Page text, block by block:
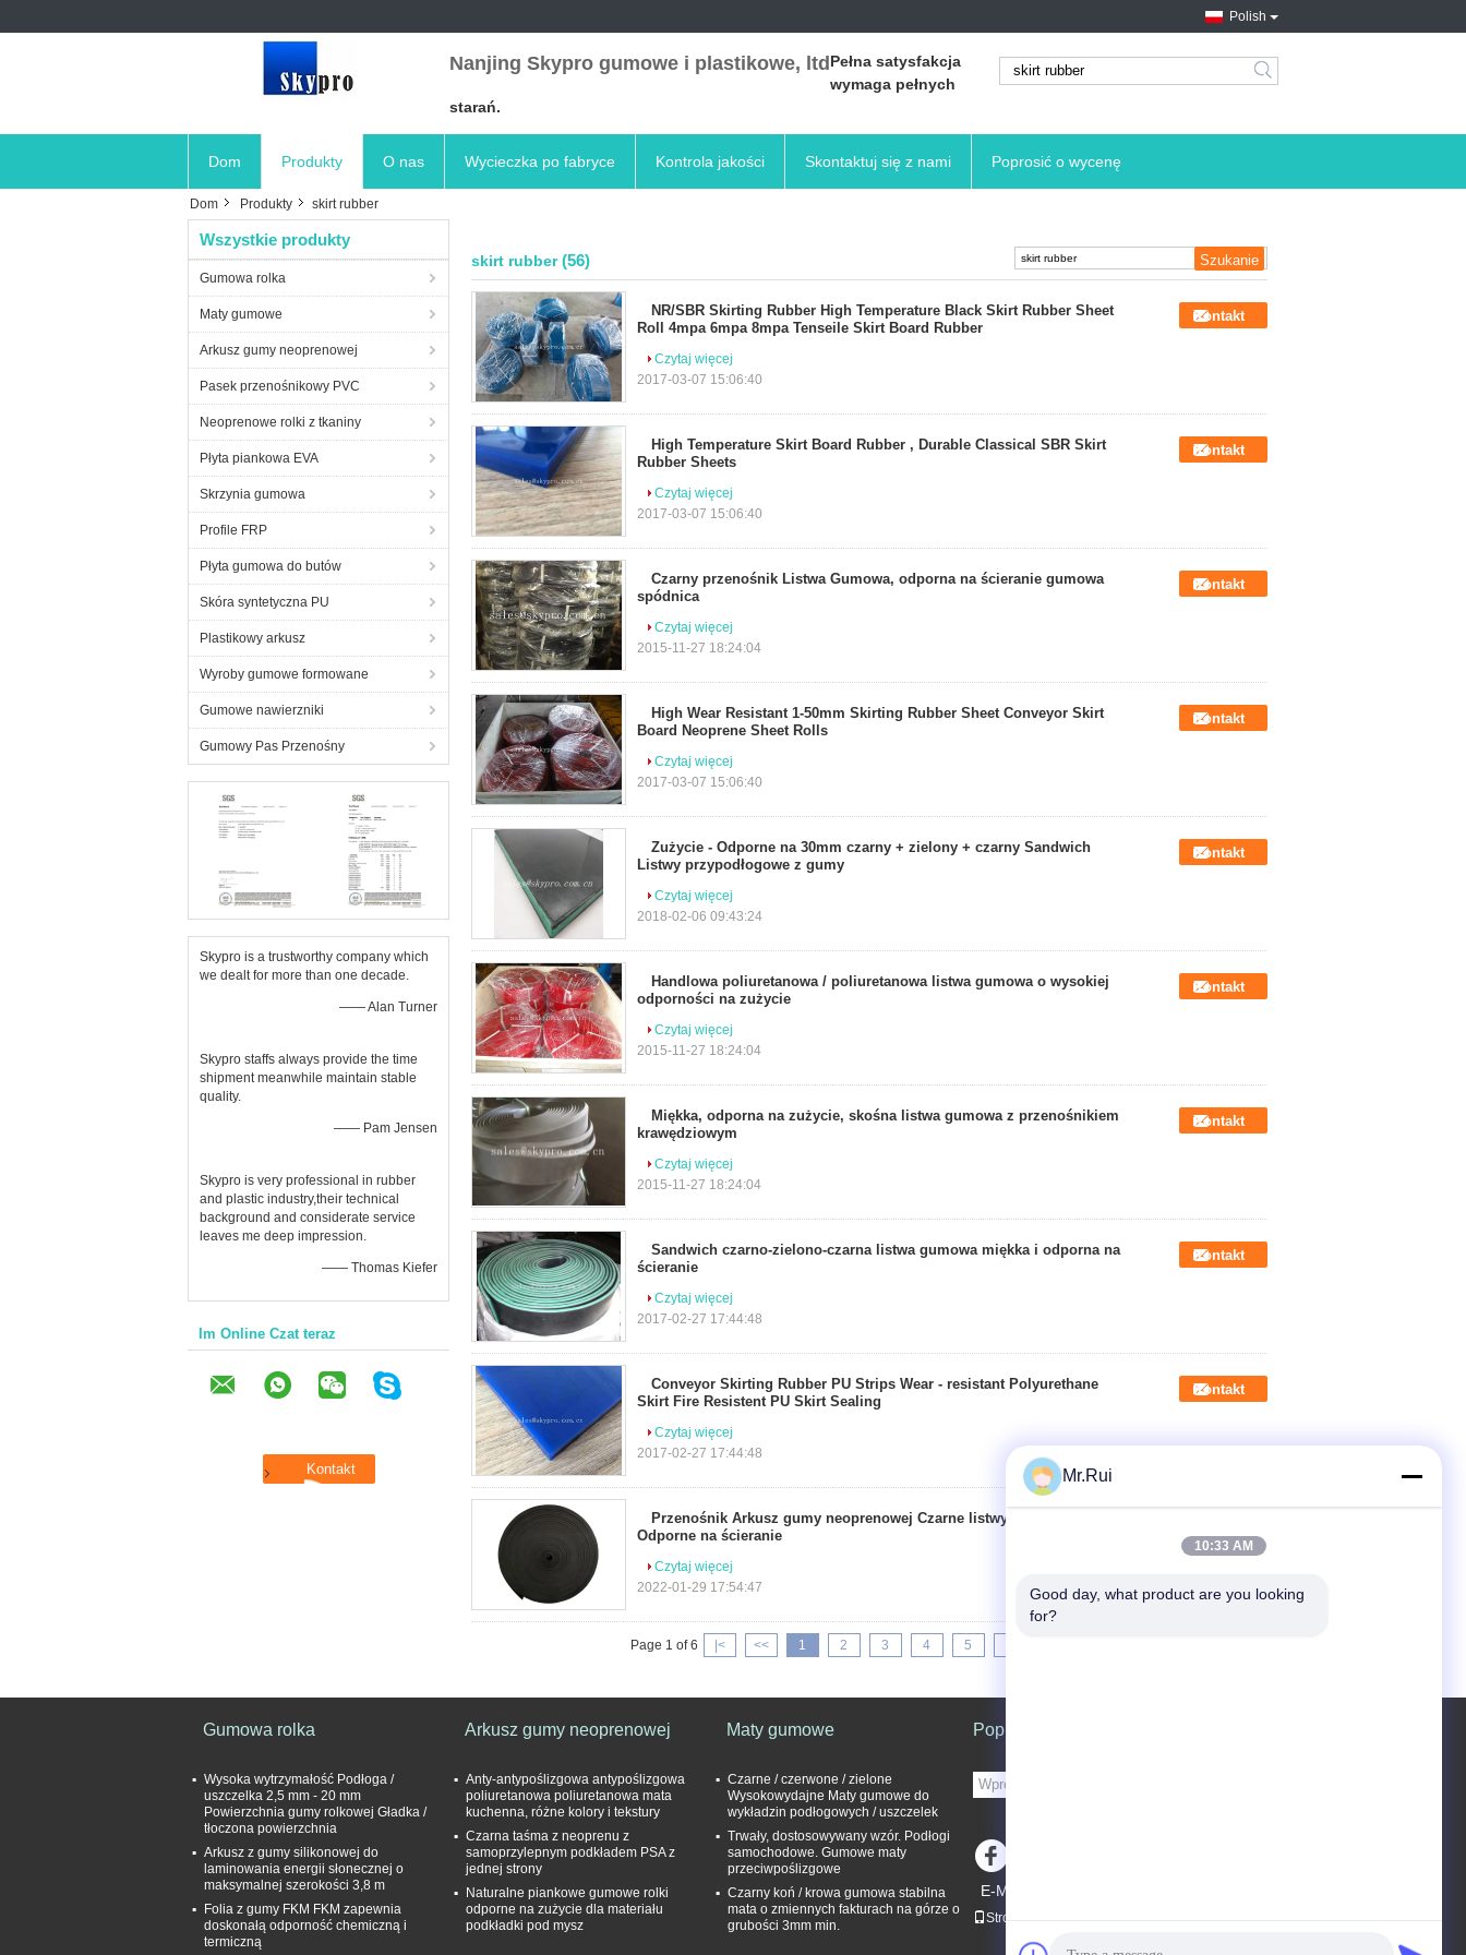
Polish
Nanjing Skypro gumowe i plastikowe, ltd Pełna satysfakcja
wymaga pełnych
starań.
search
Dom Produkty O nas Wycieczka po fabryce Kontrola jakości Skontaktuj się z nami Poprosić o wycenę
Dom Produkty skirt rubber
Wszystkie produkty
Gumowa rolka
Maty gumowe
Arkusz gumy neoprenowej
Pasek przenośnikowy PVC
Neoprenowe rolki z tkaniny
Płyta piankowa EVA
Skrzynia gumowa
Profile FRP
Płyta gumowa do butów
Skóra syntetyczna PU
Plastikowy arkusz
Wyroby gumowe formowane
Gumowe nawierzniki
Gumowy Pas Przenośny
Skypro is a trustworthy company which
we dealt for more than one decade.
—— Alan Turner
Skypro staffs always provide the time
shipment meanwhile maintain stable
quality.
—— Pam Jensen
Skypro is very professional in rubber
and plastic industry,their technical
background and considerate service
leaves me deep impression.
—— Thomas Kiefer
Im Online Czat teraz
skirt rubber (56)
NR/SBR Skirting Rubber High Temperature Black Skirt Rubber Sheet
Roll 4mpa 6mpa 8mpa Tenseile Skirt Board Rubber
Kontakt
Czytaj więcej
2017-03-07 15:06:40
High Temperature Skirt Board Rubber , Durable Classical SBR Skirt
Rubber Sheets
Kontakt
Czytaj więcej
2017-03-07 15:06:40
Czarny przenośnik Listwa Gumowa, odporna na ścieranie gumowa
spódnica
Kontakt
Czytaj więcej
2015-11-27 18:24:04
High Wear Resistant 1-50mm Skirting Rubber Sheet Conveyor Skirt
Board Neoprene Sheet Rolls
Kontakt
Czytaj więcej
2017-03-07 15:06:40
Zużycie - Odporne na 30mm czarny + zielony + czarny Sandwich
Listwy przypodłogowe z gumy
Kontakt
Czytaj więcej
2018-02-06 09:43:24
Handlowa poliuretanowa / poliuretanowa listwa gumowa o wysokiej
odporności na zużycie
Kontakt
Czytaj więcej
2015-11-27 18:24:04
Miękka, odporna na zużycie, skośna listwa gumowa z przenośnikiem
krawędziowym
Kontakt
Czytaj więcej
2015-11-27 18:24:04
Sandwich czarno-zielono-czarna listwa gumowa miękka i odporna na
ścieranie
Kontakt
Czytaj więcej
2017-02-27 17:44:48
Conveyor Skirting Rubber PU Strips Wear - resistant Polyurethane
Skirt Fire Resistent PU Skirt Sealing
Kontakt
Czytaj więcej
2017-02-27 17:44:48
Przenośnik Arkusz gumy neoprenowej Czarne listwy przypodłogowe
Odporne na ścieranie
Czytaj więcej
2022-01-29 17:54:47
Page 1 of 6 |< << 1 2 3 4 5
Gumowa rolka
Wysoka wytrzymałość Podłoga /
uszczelka 2,5 mm - 20 mm
Powierzchnia gumy rolkowej Gładka /
tłoczona powierzchnia
Arkusz z gumy silikonowej do
laminowania energii słonecznej o
maksymalnej szerokości 3,8 m
Folia z gumy FKM FKM zapewnia
doskonałą odporność chemiczną i
termiczną
Arkusz gumy neoprenowej
Anty-antypoślizgowa antypoślizgowa
poliuretanowa poliuretanowa mata
kuchenna, różne kolory i tekstury
Czarna taśma z neoprenu z
samoprzylepnym podkładem PSA z
jednej strony
Naturalne piankowe gumowe rolki
odporne na zużycie dla materiału
podkładki pod mysz
Maty gumowe
Czarne / czerwone / zielone
Wysokowydajne Maty gumowe do
wykładzin podłogowych / uszczelek
Trwały, dostosowywany wzór. Podłogi
samochodowe. Gumowe maty
przeciwpoślizgowe
Czarny koń / krowa gumowa stabilna
mata o zmiennych fakturach na górze o
grubości 3mm min.
Poprosić o wycenę
E-Mail
Strona mobilna
Mr.Rui
10:33 AM
Good day, what product are you looking
for?